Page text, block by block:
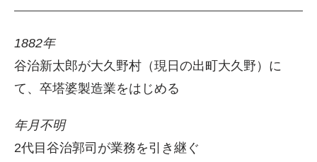
1882年
谷治新太郎が大久野村（現日の出町大久野）に
て、卒塔婆製造業をはじめる
年月不明
2代目谷治郭司が業務を引き継ぐ